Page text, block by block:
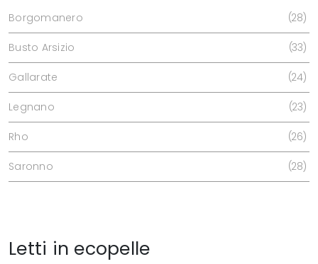
Borgomanero 28
Busto Arsizio 33
Gallarate 24
Legnano 23
Rho 26
Saronno 28
Letti in ecopelle